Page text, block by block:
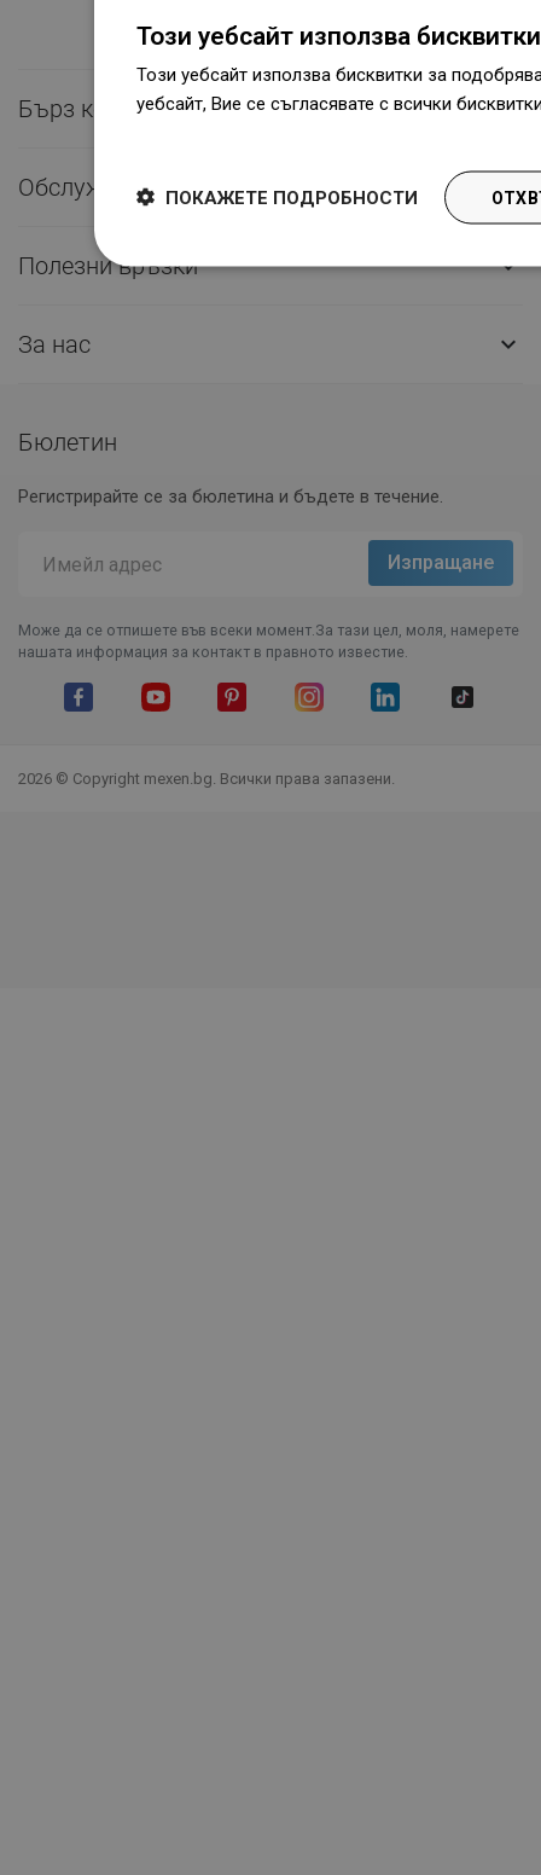
Бърз контакт 
Обслужване на клиенти 
Полезни връзки 
За нас 
Бюлетин
Регистрирайте се за бюлетина и бъдете в течение.
Може да се отпишете във всеки момент.За тази цел, моля, намерете
нашата информация за контакт в правното известие.
2026 © Copyright mexen.bg. Всички права запазени.
Този уебсайт използва бисквитки
Този уебсайт използва бисквитки за
уебсайт, Вие се съгласявате с всички
ПОКАЖЕТЕ ПОДРОБНОСТИ